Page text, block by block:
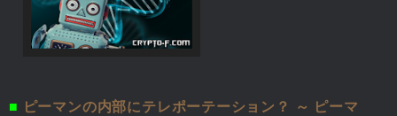
■ ピーマンの内部にテレポーテーション？ ～ ピーマ